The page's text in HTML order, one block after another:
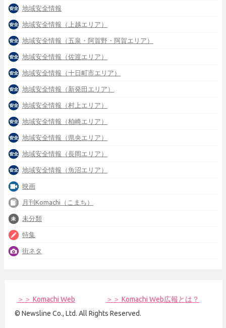
地域安全情報
地域安全情報（上越エリア）
地域安全情報（五泉・阿賀野・阿賀エリア）
地域安全情報（佐渡エリア）
地域安全情報（十日町市エリア）
地域安全情報（新発田エリア）
地域安全情報（村上エリア）
地域安全情報（柏崎エリア）
地域安全情報（県央エリア）
地域安全情報（長岡エリア）
地域安全情報（魚沼エリア）
映画
月刊Komachi（こまち）
未分類
特集
街ネタ
＞＞ Komachi Web
＞＞ Komachi Web広報とは？
© Newsline Co., Ltd. All Rights Reserved.